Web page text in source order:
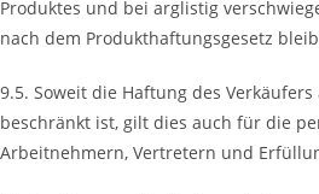
Produktes und bei arglistig
nach dem Produkthaftungsgesetz
9.5. Soweit die Haftung des
beschränkt ist, gilt dies auch für die
Arbeitnehmern, Vertretern und